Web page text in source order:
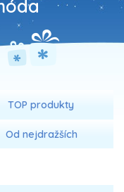
TOP produkty
Od nejdražších